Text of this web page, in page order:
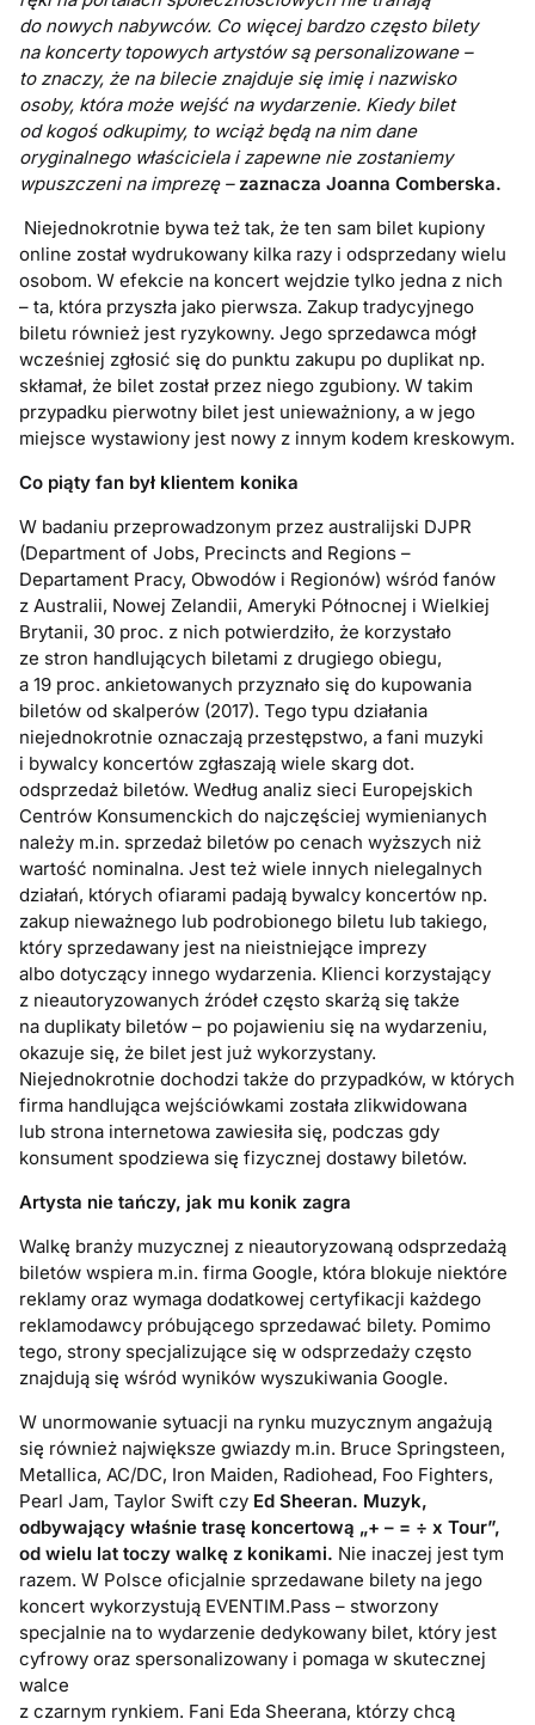
do nowych nabywców. Co więcej bardzo często bilety
na koncerty topowych artystów są personalizowane –
to znaczy, że na bilecie znajduje się imię i nazwisko
osoby, która może wejść na wydarzenie. Kiedy bilet
od kogoś odkupimy, to wciąż będą na nim dane
oryginalnego właściciela i zapewne nie zostaniemy
wpuszczeni na imprezę –zaznacza Joanna Comberska.
Niejednokrotnie bywa też tak, że ten sam bilet kupiony
online został wydrukowany kilka razy i odsprzedany wielu
osobom. W efekcie na koncert wejdzie tylko jedna z nich
– ta, która przyszła jako pierwsza. Zakup tradycyjnego
biletu również jest ryzykowny. Jego sprzedawca mógł
wcześniej zgłosić się do punktu zakupu po duplikat np.
skłamał, że bilet został przez niego zgubiony. W takim
przypadku pierwotny bilet jest unieważniony, a w jego
miejsce wystawiony jest nowy z innym kodem kreskowym.
Co piąty fan był klientem konika
W badaniu przeprowadzonym przez australijski DJPR
(Department of Jobs, Precincts and Regions –
Departament Pracy, Obwodów i Regionów) wśród fanów
z Australii, Nowej Zelandii, Ameryki Północnej i Wielkiej
Brytanii, 30 proc. z nich potwierdziło, że korzystało
ze stron handlujących biletami z drugiego obiegu,
a 19 proc. ankietowanych przyznało się do kupowania
biletów od skalperów (2017). Tego typu działania
niejednokrotnie oznaczają przestępstwo, a fani muzyki
i bywalcy koncertów zgłaszają wiele skarg dot.
odsprzedaż biletów. Według analiz sieci Europejskich
Centrów Konsumenckich do najczęściej wymienianych
należy m.in. sprzedaż biletów po cenach wyższych niż
wartość nominalna. Jest też wiele innych nielegalnych
działań, których ofiarami padają bywalcy koncertów np.
zakup nieważnego lub podrobionego biletu lub takiego,
który sprzedawany jest na nieistniejące imprezy
albo dotyczący innego wydarzenia. Klienci korzystający
z nieautoryzowanych źródeł często skarżą się także
na duplikaty biletów – po pojawieniu się na wydarzeniu,
okazuje się, że bilet jest już wykorzystany.
Niejednokrotnie dochodzi także do przypadków, w których
firma handlująca wejściówkami została zlikwidowana
lub strona internetowa zawiesiła się, podczas gdy
konsument spodziewa się fizycznej dostawy biletów.
Artysta nie tańczy, jak mu konik zagra
Walkę branży muzycznej z nieautoryzowaną odsprzedażą
biletów wspiera m.in. firma Google, która blokuje niektóre
reklamy oraz wymaga dodatkowej certyfikacji każdego
reklamodawcy próbującego sprzedawać bilety. Pomimo
tego, strony specjalizujące się w odsprzedaży często
znajdują się wśród wyników wyszukiwania Google.
W unormowanie sytuacji na rynku muzycznym angażują
się również największe gwiazdy m.in. Bruce Springsteen,
Metallica, AC/DC, Iron Maiden, Radiohead, Foo Fighters,
Pearl Jam, Taylor Swift czy Ed Sheeran. Muzyk,
odbywający właśnie trasę koncertową „+ – = ÷ x Tour”,
od wielu lat toczy walkę z konikami. Nie inaczej jest tym
razem. W Polsce oficjalnie sprzedawane bilety na jego
koncert wykorzystują EVENTIM.Pass – stworzony
specjalnie na to wydarzenie dedykowany bilet, który jest
cyfrowy oraz spersonalizowany i pomaga w skutecznej
walce
z czarnym rynkiem. Fani Eda Sheerana, którzy chcą